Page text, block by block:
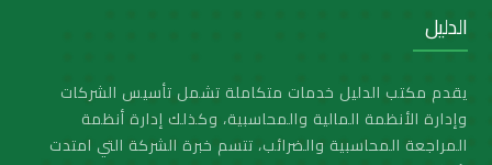
الدليل
يقدم مكتب الدليل خدمات متكاملة تشمل تأسيس الشركات
وإدارة الأنظمة المالية والمحاسبية، وكذلك إدارة أنظمة
المراجعة المحاسبية والضرائب، تتسم خبرة الشركة التي امتدت